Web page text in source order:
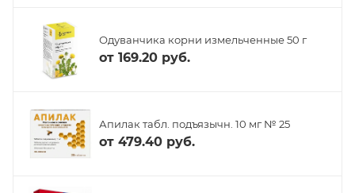
Одуванчика корни измельченные 50 г
от 169.20 руб.
Апилак табл. подъязычн. 10 мг № 25
от 479.40 руб.